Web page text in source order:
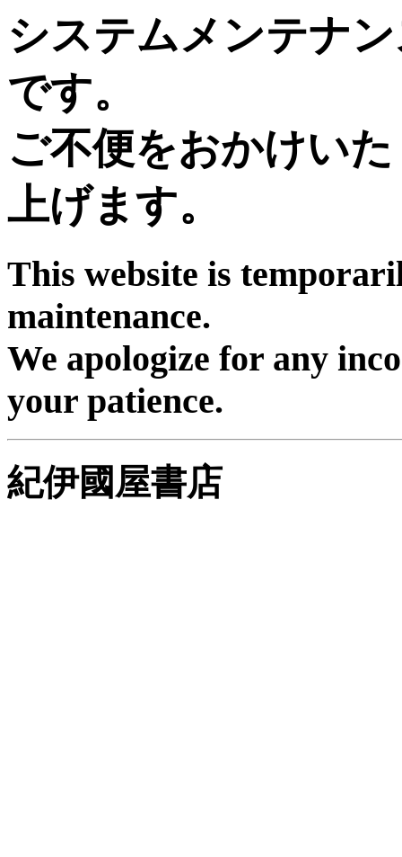
システムメンテナ
です。
ご不便をおかけい
上げます。
This website is
maintenance.
We apologize for any
your patience.
紀伊國屋書店